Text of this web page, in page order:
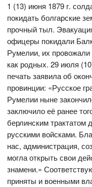
1 (13) июня 1879 г.
покидать болгарские
прочный тыл.
офицеры покидали
Румелии, их провожали
как родных. 29 июля
печать заявила об
провинции: «Русское
Румелии ныне
заключило её ранее
берлинским трактатом
русскими войсками.
нас, администрация,
могла открыть свои
знамени.»
приняты и военными